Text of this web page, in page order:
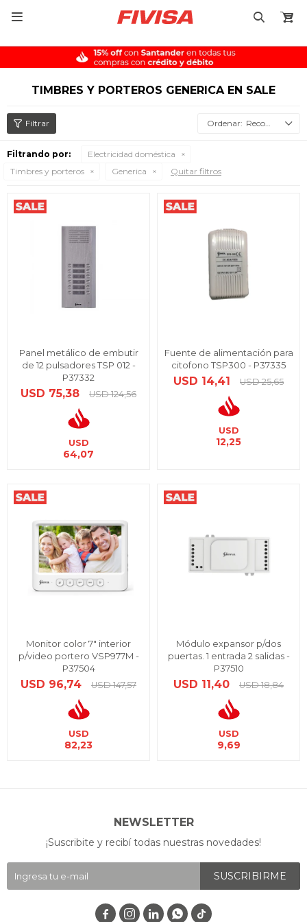

TIMBRES Y PORTEROS GENERICA EN SALE
Recomendados
Filtrando por:
Electricidad doméstica
Timbres y porteros
Generica Quitar filtros
Panel metálico de embutir
de 12 pulsadores TSP 012 -
P37332
USD 75,38 USD 124,56
USD
64,07
Fuente de alimentación para
citofono TSP300 - P37335
USD 14,41 USD 25,65
USD
12,25
Monitor color 7" interior
p/video portero VSP977M -
P37504
USD 96,74 USD 147,57
USD
82,23
Módulo expansor p/dos
puertas. 1 entrada 2 salidas -
P37510
USD 11,40 USD 18,84
USD
9,69
NEWSLETTER
¡Suscribite y recibí todas nuestras novedades!
SUSCRIBIRME
   